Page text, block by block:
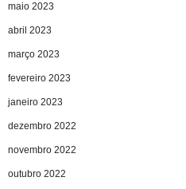
maio 2023
abril 2023
março 2023
fevereiro 2023
janeiro 2023
dezembro 2022
novembro 2022
outubro 2022